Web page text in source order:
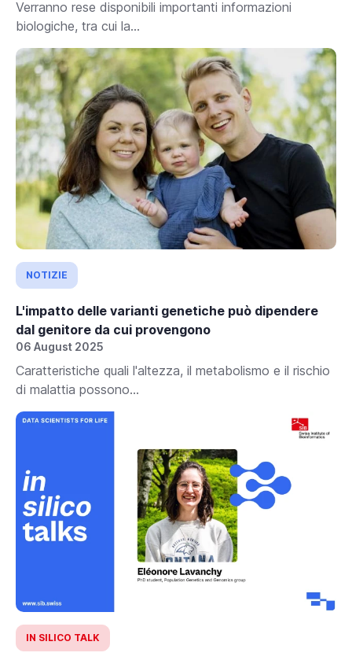
Verranno rese disponibili importanti informazioni
biologiche, tra cui la...
NOTIZIE
L'impatto delle varianti genetiche può dipendere
dal genitore da cui provengono
06 August 2025
Caratteristiche quali l'altezza, il metabolismo e il rischio
di malattia possono...
IN SILICO TALK